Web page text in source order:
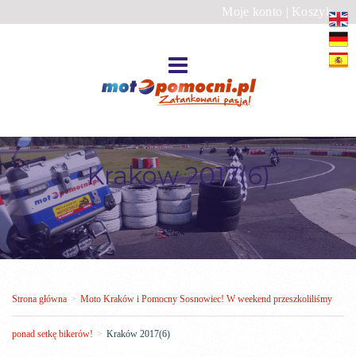
Moje konto | Koszyk
Kraków 2017(6)
Strona główna > Moto Kraków i Pomocny Sosnowiec! W weekend przeszkoliliśmy
ponad setkę bikerów! > Kraków 2017(6)